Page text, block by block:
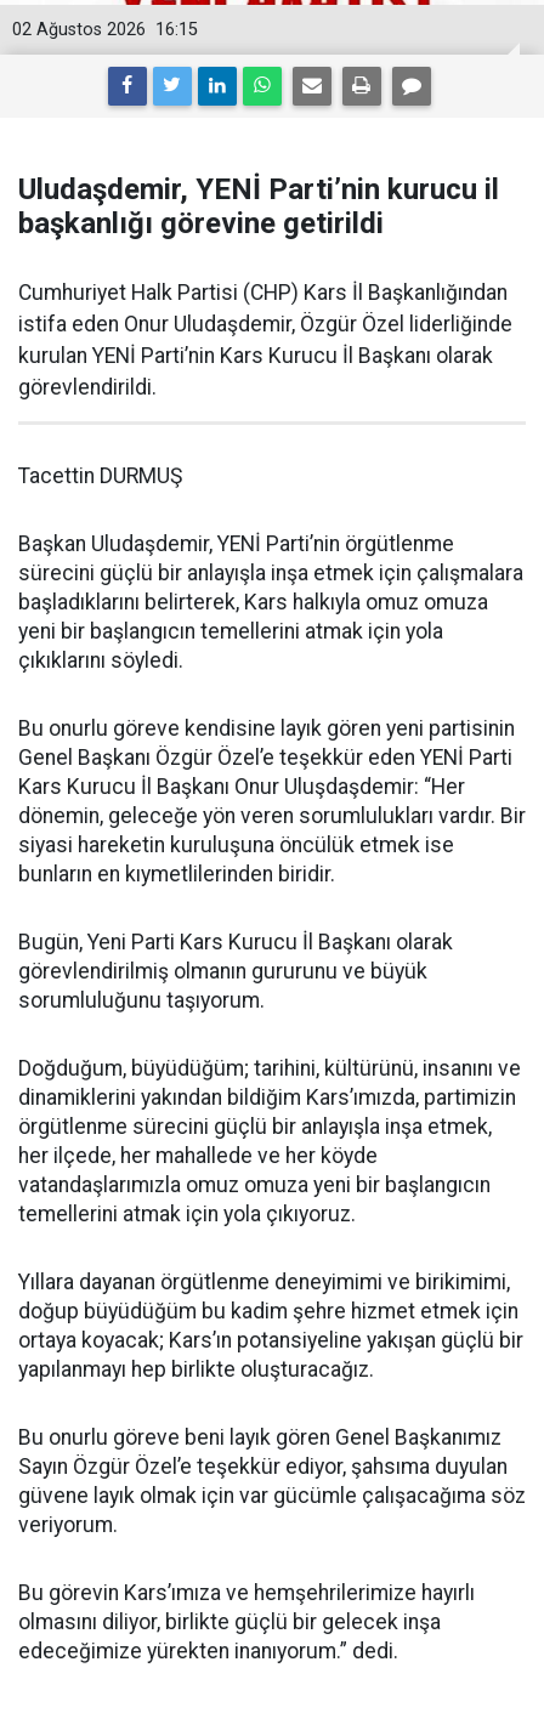
16:15
02 Ağustos 2026
Uludaşdemir, YENİ Parti’nin kurucu il
başkanlığı görevine getirildi
Cumhuriyet Halk Partisi (CHP) Kars İl Başkanlığından
istifa eden Onur Uludaşdemir, Özgür Özel liderliğinde
kurulan YENİ Parti’nin Kars Kurucu İl Başkanı olarak
görevlendirildi.
Tacettin DURMUŞ
Başkan Uludaşdemir, YENİ Parti’nin örgütlenme
sürecini güçlü bir anlayışla inşa etmek için çalışmalara
başladıklarını belirterek, Kars halkıyla omuz omuza
yeni bir başlangıcın temellerini atmak için yola
çıkıklarını söyledi.
Bu onurlu göreve kendisine layık gören yeni partisinin
Genel Başkanı Özgür Özel’e teşekkür eden YENİ Parti
Kars Kurucu İl Başkanı Onur Uluşdaşdemir: “Her
dönemin, geleceğe yön veren sorumlulukları vardır. Bir
siyasi hareketin kuruluşuna öncülük etmek ise
bunların en kıymetlilerinden biridir.
Bugün, Yeni Parti Kars Kurucu İl Başkanı olarak
görevlendirilmiş olmanın gururunu ve büyük
sorumluluğunu taşıyorum.
Doğduğum, büyüdüğüm; tarihini, kültürünü, insanını ve
dinamiklerini yakından bildiğim Kars’ımızda, partimizin
örgütlenme sürecini güçlü bir anlayışla inşa etmek,
her ilçede, her mahallede ve her köyde
vatandaşlarımızla omuz omuza yeni bir başlangıcın
temellerini atmak için yola çıkıyoruz.
Yıllara dayanan örgütlenme deneyimimi ve birikimimi,
doğup büyüdüğüm bu kadim şehre hizmet etmek için
ortaya koyacak; Kars’ın potansiyeline yakışan güçlü bir
yapılanmayı hep birlikte oluşturacağız.
Bu onurlu göreve beni layık gören Genel Başkanımız
Sayın Özgür Özel’e teşekkür ediyor, şahsıma duyulan
güvene layık olmak için var gücümle çalışacağıma söz
veriyorum.
Bu görevin Kars’ımıza ve hemşehrilerimize hayırlı
olmasını diliyor, birlikte güçlü bir gelecek inşa
edeceğimize yürekten inanıyorum.” dedi.